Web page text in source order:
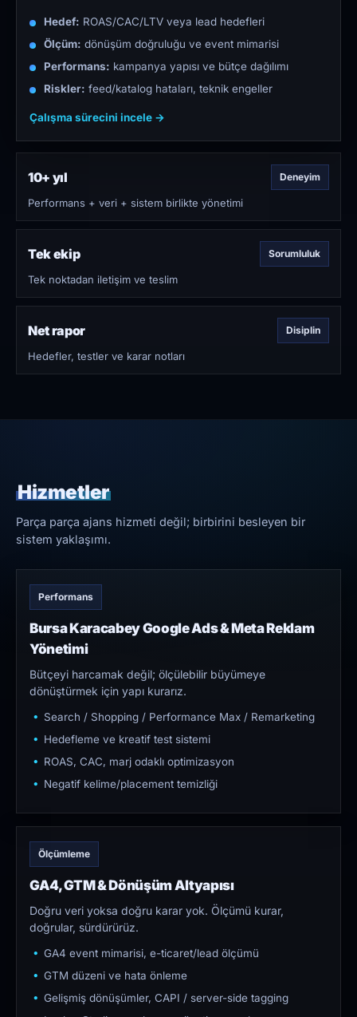
Hedef: ROAS/CAC/LTV veya lead hedefleri
Ölçüm: dönüşüm doğruluğu ve event mimarisi
Performans: kampanya yapısı ve bütçe dağılımı
Riskler: feed/katalog hataları, teknik engeller
Çalışma sürecini incele →
10+ yıl Deneyim
Performans + veri + sistem birlikte yönetimi
Tek ekip Sorumluluk
Tek noktadan iletişim ve teslim
Net rapor Disiplin
Hedefler, testler ve karar notları
Hizmetler
Parça parça ajans hizmeti değil; birbirini besleyen bir
sistem yaklaşımı.
Performans
Bursa Karacabey Google Ads & Meta Reklam
Yönetimi
Bütçeyi harcamak değil; ölçülebilir büyümeye
dönüştürmek için yapı kurarız.
Search / Shopping / Performance Max / Remarketing
Hedefleme ve kreatif test sistemi
ROAS, CAC, marj odaklı optimizasyon
Negatif kelime/placement temizliği
Ölçümleme
GA4, GTM & Dönüşüm Altyapısı
Doğru veri yoksa doğru karar yok. Ölçümü kurar,
doğrular, sürdürürüz.
GA4 event mimarisi, e-ticaret/lead ölçümü
GTM düzeni ve hata önleme
Gelişmiş dönüşümler, CAPI / server-side tagging